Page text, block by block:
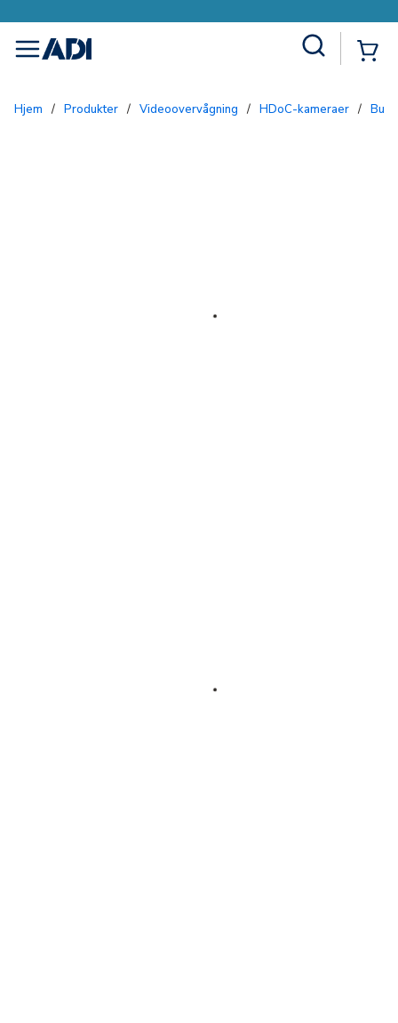
menu
Hjem / Produkter / Videoovervågning / HDoC-kameraer /